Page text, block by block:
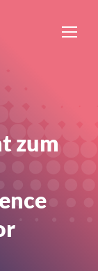
zum